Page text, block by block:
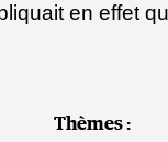
en effet
Thèmes :